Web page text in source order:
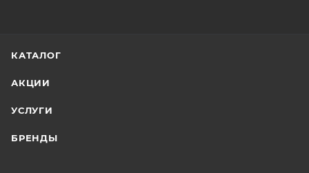
КАТАЛОГ
АКЦИИ
УСЛУГИ
БРЕНДЫ